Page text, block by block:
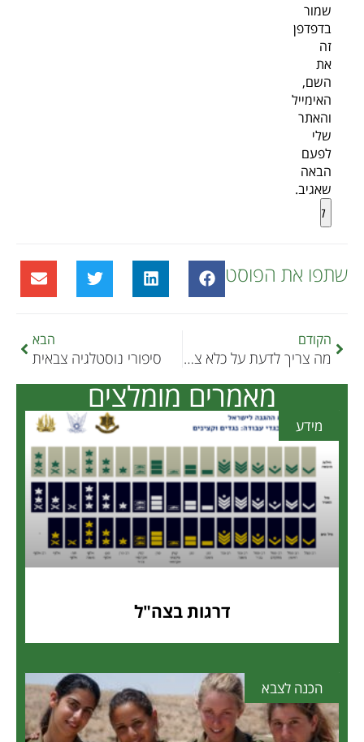
שמור
בדפדפן
זה
את
השם,
האימייל
והאתר
שלי
לפעם
הבאה
שאגיב.
שתפו את הפוסט
הקודם
מה צריך לדעת על כלא צבאי
הבא
סיפורי נוסטלגיה צבאית
מאמרים מומלצים
מידע
דרגות בצה"ל
הכנה לצבא